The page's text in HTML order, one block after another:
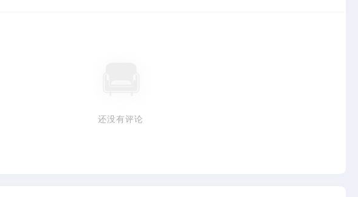
还没有评论